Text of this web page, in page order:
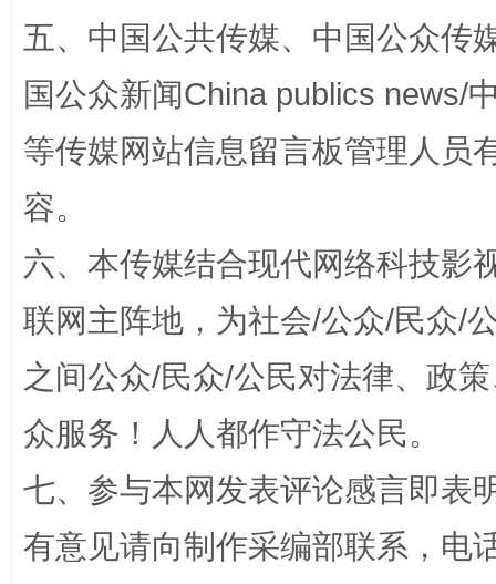
揭批美国五大"原罪" "炒
五、中国公共传媒、中国公众传
国公众新闻China publics news/
等传媒网站信息留言板管理人员
容。
六、本传媒结合现代网络科技影
联网主阵地，为社会/公众/民众/
之间公众/民众/公民对法律、政
众服务！人人都作守法公民。
七、参与本网发表评论感言即表
有意见请向制作采编部联系，电